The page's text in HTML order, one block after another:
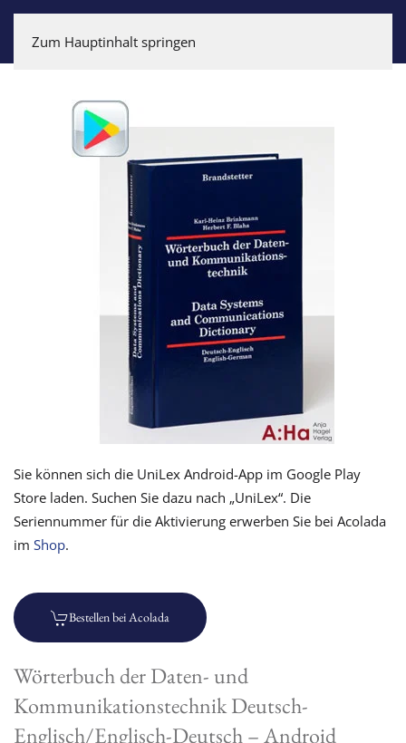
Zum Hauptinhalt springen
Sie können sich die UniLex Android-App im Google Play
Store laden. Suchen Sie dazu nach „UniLex“. Die
Seriennummer für die Aktivierung erwerben Sie bei Acolada
im Shop.
Bestellen bei Acolada
Wörterbuch der Daten- und
Kommunikationstechnik Deutsch-
Englisch/Englisch-Deutsch – Android